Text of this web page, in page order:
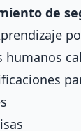
de
humanos